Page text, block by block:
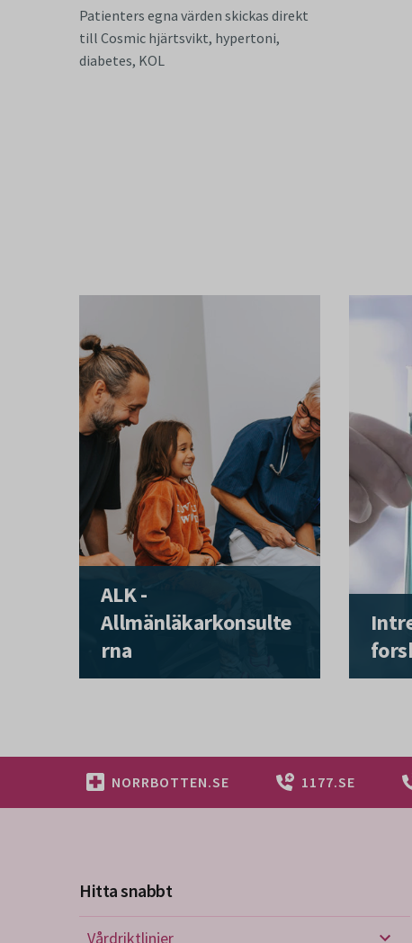
Patienters egna värden skickas direkt
till Cosmic hjärtsvikt, hypertoni,
diabetes, KOL
ALK -
Allmänläkarkonsulte
rna
NORRBOTTEN.SE 1177.SE
Hitta snabbt
Vårdriktlinjer